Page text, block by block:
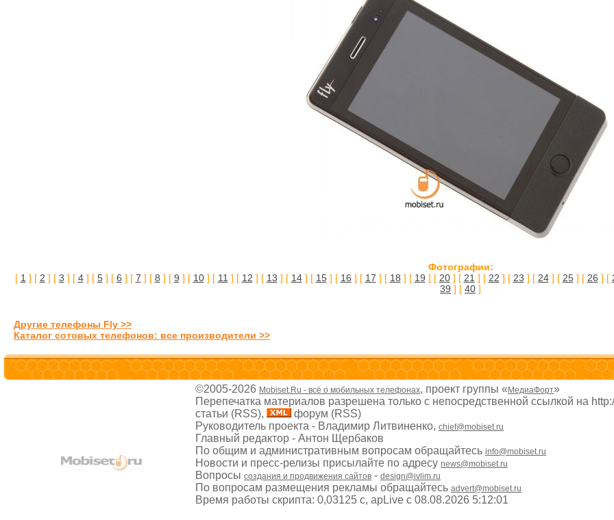
Фотографии:
[ 1 ] [ 2 ] [ 3 ] [ 4] [ 5] [ 6 ] [ 7 ] [ 8 ] [ 9 ] [ 10] [ 11 ] [ 12 ] [ 13 ] [ 14] [ 15] [ 16 ] [ 17 ] [ 18 ] [ 19 ] [ 20] [ 21 ] [ 22 ] [ 23 ] [ 24] [ 25] [ 26 ] [
39 ] [ 40 ]
Другие телефоны Fly >>
Каталог сотовых телефонов: все производители >>
©2005-2026 Mobiset.Ru - всё о мобильных телефонах, проект группы « МедиаФорт»
Перепечатка материалов разрешена только с непосредственной ссылкой на
статьи (RSS),
форум (RSS)
Руководитель проекта - Владимир Литвиненко, chief@mobiset.ru
Главный редактор - Антон Щербаков
По общим и административным вопросам обращайтесь info@mobiset.ru
Новости и пресс-релизы присылайте по адресу news@mobiset.ru
Вопросы создания и продвижения сайтов - design@ivlim.ru
По вопросам размещения рекламы обращайтесь advert@mobiset.ru
Время работы скрипта: 0,03125 с, apLive c 08.08.2026 5:12:01